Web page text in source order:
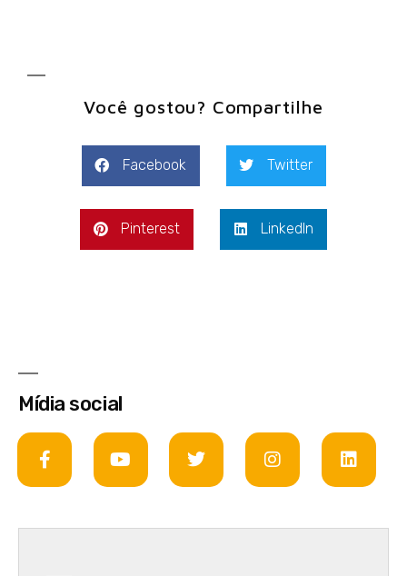
Você gostou? Compartilhe
Facebook Twitter
Pinterest LinkedIn
Mídia social